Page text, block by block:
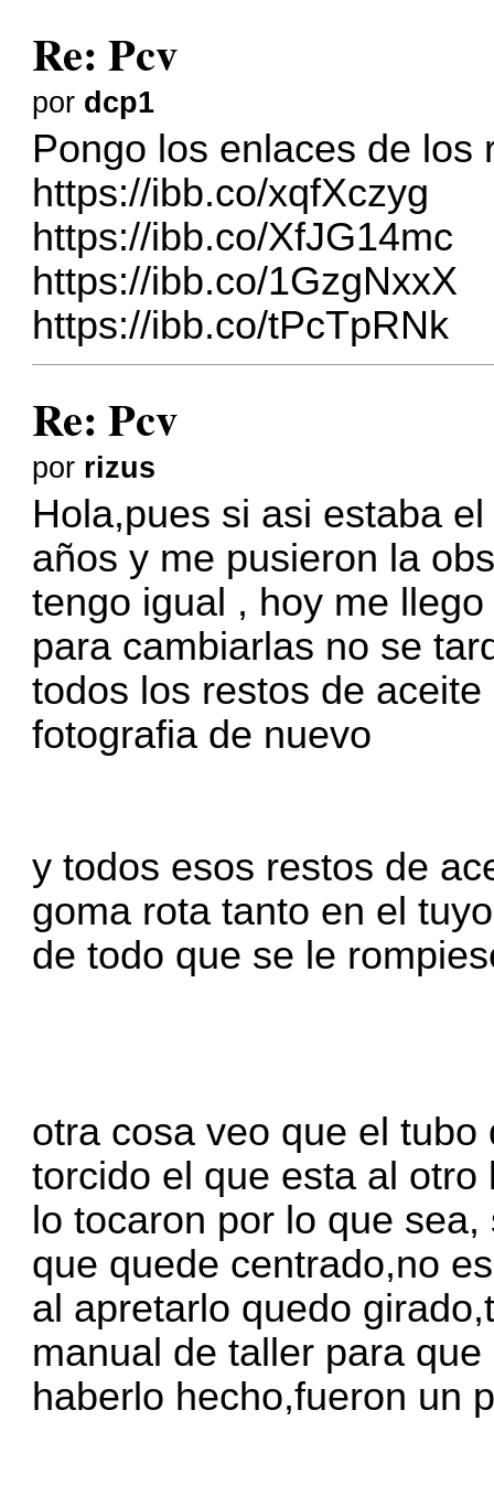
Re: Pcv
por dcp1
Pongo los enlaces de los
https://ibb.co/xqfXczyg
https://ibb.co/XfJG14mc
https://ibb.co/1GzgNxxX
https://ibb.co/tPcTpRNk
Re: Pcv
por rizus
Hola,pues si asi estaba
años y me pusieron la
tengo igual , hoy me
para cambiarlas no se
todos los restos de
fotografia de nuevo
y todos esos restos de
goma rota tanto en el
de todo que se le
otra cosa veo que el
torcido el que esta al
lo tocaron por lo que
que quede centrado,no
al apretarlo quedo
manual de taller para
haberlo hecho,fueron un